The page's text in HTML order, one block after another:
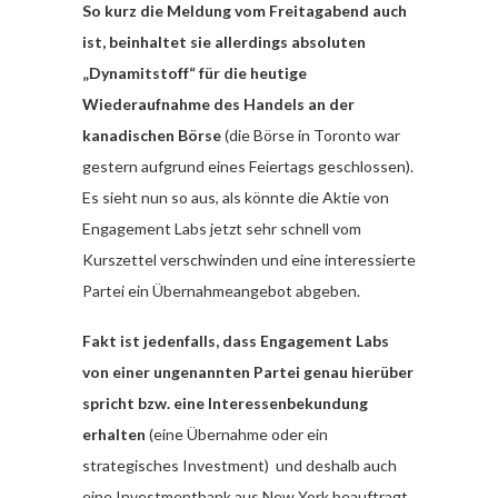
So kurz die Meldung vom Freitagabend auch
ist, beinhaltet sie allerdings absoluten
„Dynamitstoff“ für die heutige
Wiederaufnahme des Handels an der
kanadischen Börse(die Börse in Toronto war
gestern aufgrund eines Feiertags geschlossen).
Es sieht nun so aus, als könnte die Aktie von
Engagement Labs jetzt sehr schnell vom
Kurszettel verschwinden und eine interessierte
Partei ein Übernahmeangebot abgeben.
Fakt ist jedenfalls, dass Engagement Labs
von einer ungenannten Partei genau hierüber
spricht bzw. eine Interessenbekundung
erhalten (eine Übernahme oder ein
strategisches Investment) und deshalb auch